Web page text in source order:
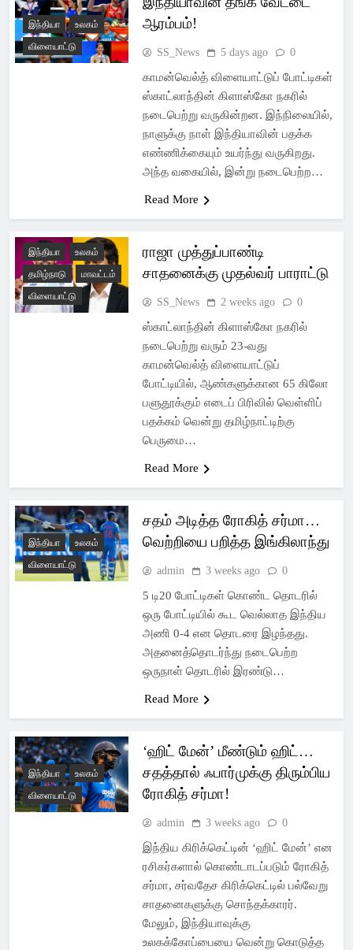
Latest Pondicherry
News, India News,
World News –
SSsnews
இந்தியா
உலகம்
விளையாட்டு
ஆரம்பம்!
SS_News 5 days ago 0
காமன்வெல்த் விளையாட்டுப் போட்டிகள்
ஸ்காட்லாந்தின் கிளாஸ்கோ நகரில்
நடைபெற்று வருகின்றன. இந்நிலையில்,
நாளுக்கு நாள் இந்தியாவின் பதக்க
எண்ணிக்கையும் உயர்ந்து வருகிறது.
அந்த வகையில், இன்று நடைபெற்ற…
Read More
இந்தியா
உலகம்
தமிழ்நாடு
மாவட்டம்
விளையாட்டு
ராஜா முத்துப்பாண்டி
சாதனைக்கு முதல்வர் பாராட்டு
SS_News 2 weeks ago 0
ஸ்காட்லாந்தின் கிளாஸ்கோ நகரில்
நடைபெற்று வரும் 23-வது
காமன்வெல்த் விளையாட்டுப்
போட்டியில், ஆண்களுக்கான 65 கிலோ
பளுதூக்கும் எடைப் பிரிவில் வெள்ளிப்
பதக்கம் வென்று தமிழ்நாட்டிற்கு
பெருமை…
Read More
இந்தியா
உலகம்
விளையாட்டு
சதம் அடித்த ரோகித் சர்மா…
வெற்றியை பறித்த இங்கிலாந்து
admin 3 weeks ago 0
5 டி20 போட்டிகள் கொண்ட தொடரில்
ஒரு போட்டியில் கூட வெல்லாத இந்திய
அணி 0-4 என தொடரை இழந்தது.
அதனைத்தொடர்ந்து நடைபெற்ற
ஒருநாள் தொடரில் இரண்டு…
Read More
இந்தியா
உலகம்
விளையாட்டு
‘ஹிட் மேன்’ மீண்டும் ஹிட்…
சதத்தால் ஃபார்முக்கு திரும்பிய
ரோகித் சர்மா!
admin 3 weeks ago 0
இந்திய கிரிக்கெட்டின் ‘ஹிட் மேன்’ என
ரசிகர்களால் கொண்டாடப்படும் ரோகித்
சர்மா, சர்வதேச கிரிக்கெட்டில் பல்வேறு
சாதனைகளுக்கு சொந்தக்காரர்.
மேலும், இந்தியாவுக்கு
உலகக்கோப்பையை வென்று கொடுத்த